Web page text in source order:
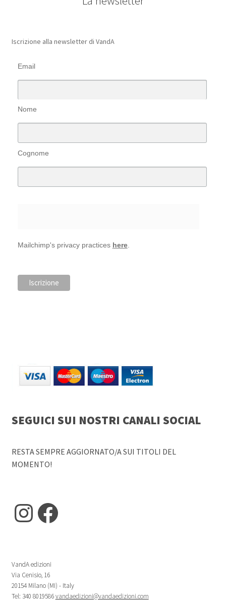
Iscrizione alla newsletter di VandA
Email
Nome
Cognome
Mailchimp's privacy practices here.
SEGUICI SUI NOSTRI CANALI SOCIAL
RESTA SEMPRE AGGIORNATO/A SUI TITOLI DEL
MOMENTO!
Instagram
Facebook
VandA edizioni
Via Cenisio, 16
20154 Milano (MI) - Italy
Tel: 340 8019586vandaedizioni@vandaedizioni.com